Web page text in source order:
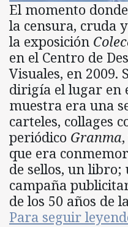
El momento
la censura, cruda
la exposición
en el Centro de
Visuales, en 2009.
dirigía el lugar en
muestra era una
carteles, collages
periódico Granma
que era
de sellos, un libro;
campaña
de los 50 años de
Para seguir